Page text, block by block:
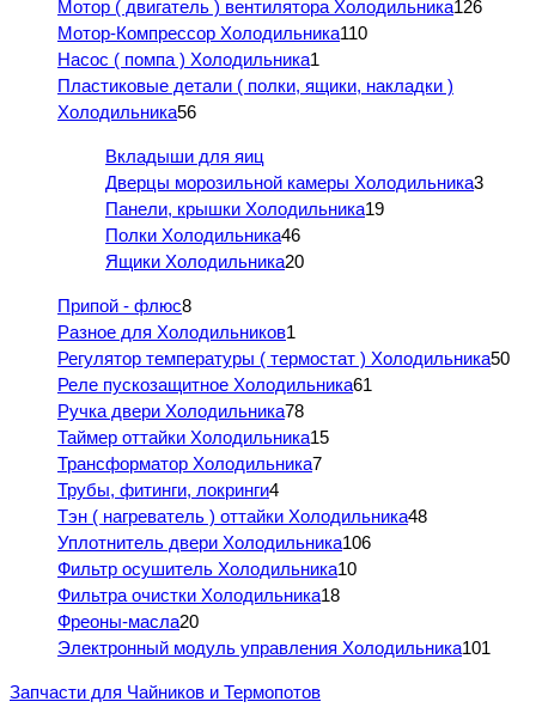
Мотор ( двигатель ) вентилятора Холодильника126
Мотор-Компрессор Холодильника110
Насос ( помпа ) Холодильника1
Пластиковые детали ( полки, ящики, накладки )
Холодильника56
Вкладыши для яиц
Дверцы морозильной камеры Холодильника3
Панели, крышки Холодильника19
Полки Холодильника46
Ящики Холодильника20
Припой - флюс8
Разное для Холодильников1
Регулятор температуры ( термостат ) Холодильника50
Реле пускозащитное Холодильника61
Ручка двери Холодильника78
Таймер оттайки Холодильника15
Трансформатор Холодильника7
Трубы, фитинги, локринги4
Тэн ( нагреватель ) оттайки Холодильника48
Уплотнитель двери Холодильника106
Фильтр осушитель Холодильника10
Фильтра очистки Холодильника18
Фреоны-масла20
Электронный модуль управления Холодильника101
Запчасти для Чайников и Термопотов